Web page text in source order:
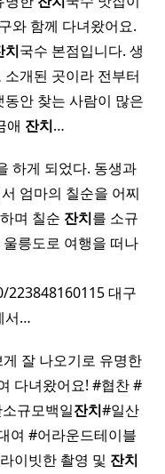
와 함께 다녀왔어요.
치국수 본점입니다. 생
개된 곳이라 전부터
안 찾는 사람이 많은
애 잔치…
하게 되었다. 동생과
엄마의 칠순을 어찌
며 칠순 잔치를 소규
릉도로 여행을 떠나
대구
서…
잘 나오기로 유명한
다녀왔어요! #협찬 #
규모백일잔치#일산
여 #어라운드테이블
이빗한 촬영 및 잔치